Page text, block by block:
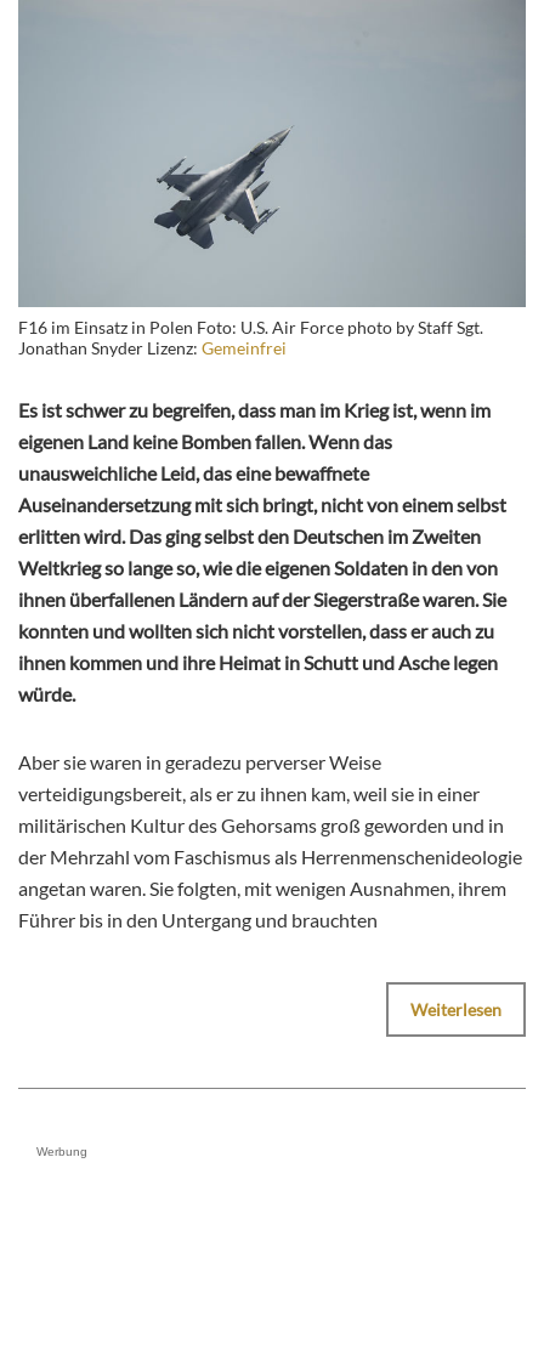
F16 im Einsatz in Polen Foto: U.S. Air Force photo by Staff Sgt.
Jonathan Snyder Lizenz: Gemeinfrei
Es ist schwer zu begreifen, dass man im Krieg ist, wenn im
eigenen Land keine Bomben fallen. Wenn das
unausweichliche Leid, das eine bewaffnete
Auseinandersetzung mit sich bringt, nicht von einem selbst
erlitten wird. Das ging selbst den Deutschen im Zweiten
Weltkrieg so lange so, wie die eigenen Soldaten in den von
ihnen überfallenen Ländern auf der Siegerstraße waren. Sie
konnten und wollten sich nicht vorstellen, dass er auch zu
ihnen kommen und ihre Heimat in Schutt und Asche legen
würde.
Aber sie waren in geradezu perverser Weise
verteidigungsbereit, als er zu ihnen kam, weil sie in einer
militärischen Kultur des Gehorsams groß geworden und in
der Mehrzahl vom Faschismus als Herrenmenschenideologie
angetan waren. Sie folgten, mit wenigen Ausnahmen, ihrem
Führer bis in den Untergang und brauchten
Weiterlesen
Werbung